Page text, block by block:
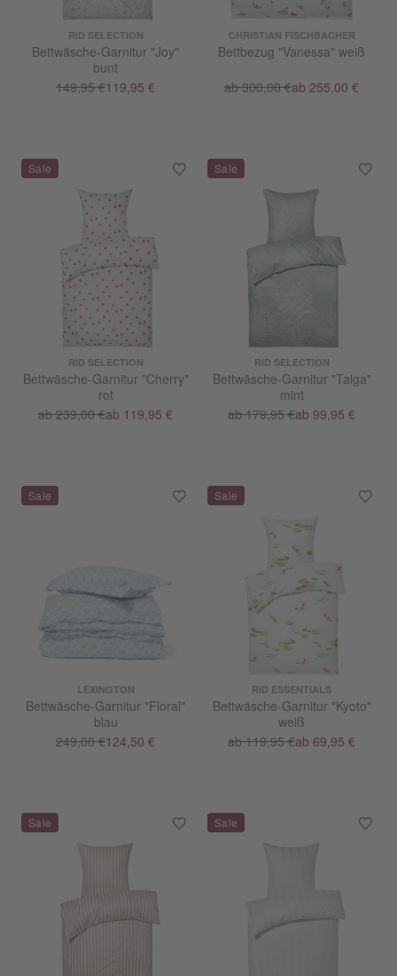
RID SELECTION
Bettwäsche-Garnitur "Joy"
bunt
149,95 €119,95 €
CHRISTIAN FISCHBACHER
Bettbezug "Vanessa" weiß
ab 300,00 €ab 255,00 €
RID SELECTION
Bettwäsche-Garnitur "Cherry"
rot
ab 239,00 €ab 119,95 €
RID SELECTION
Bettwäsche-Garnitur "Taiga"
mint
ab 179,95 €ab 99,95 €
LEXINGTON
Bettwäsche-Garnitur "Floral"
blau
249,00 €124,50 €
RID ESSENTIALS
Bettwäsche-Garnitur "Kyoto"
weiß
ab 119,95 €ab 69,95 €